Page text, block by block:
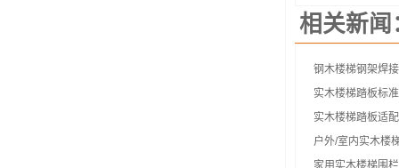
相关新闻
钢木楼梯钢架焊
实木楼梯踏板标
实木楼梯踏板适
户外/室内实木楼
家用实木楼梯围